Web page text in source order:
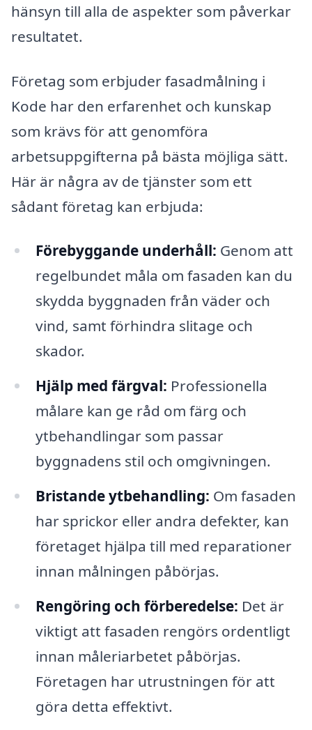
hänsyn till alla de aspekter som påverkar
resultatet.
Företag som erbjuder fasadmålning i
Kode har den erfarenhet och kunskap
som krävs för att genomföra
arbetsuppgifterna på bästa möjliga sätt.
Här är några av de tjänster som ett
sådant företag kan erbjuda:
Förebyggande underhåll: Genom att
regelbundet måla om fasaden kan du
skydda byggnaden från väder och
vind, samt förhindra slitage och
skador.
Hjälp med färgval: Professionella
målare kan ge råd om färg och
ytbehandlingar som passar
byggnadens stil och omgivningen.
Bristande ytbehandling: Om fasaden
har sprickor eller andra defekter, kan
företaget hjälpa till med reparationer
innan målningen påbörjas.
Rengöring och förberedelse: Det är
viktigt att fasaden rengörs ordentligt
innan måleriarbetet påbörjas.
Företagen har utrustningen för att
göra detta effektivt.